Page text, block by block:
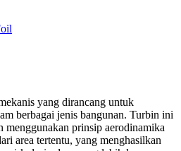
yang dirancang untuk
berbagai jenis bangunan. Turbin ini
menggunakan prinsip aerodinamika
area tertentu, yang menghasilkan